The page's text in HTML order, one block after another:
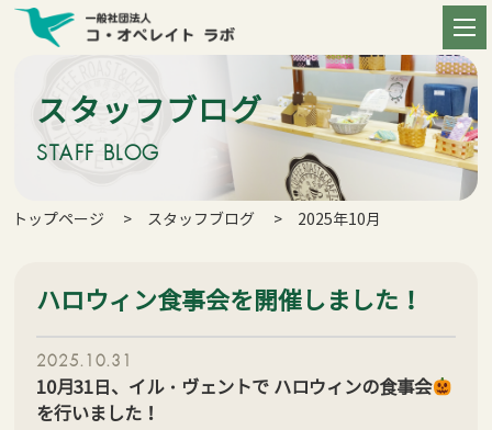
スタッフブログ
STAFF BLOG
トップページ スタッフブログ 2025年10月
ハロウィン食事会を開催しました！
2025.10.31
10月31日、イル・ヴェントで ハロウィンの食事会
を行いました！